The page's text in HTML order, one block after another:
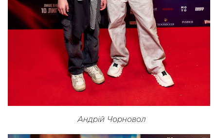
Андрій Чорновол